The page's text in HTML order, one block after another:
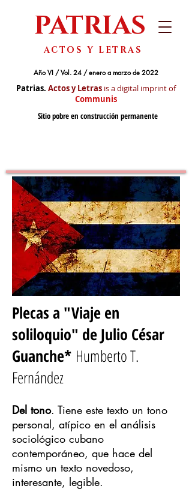
PATRIAS
Sitio pobre en construcción permanente
ACTOS Y LETRAS
Año VI / Vol. 24 / enero a marzo de 2022
Patrias. Actos y Letras is a digital imprint of
Communis
Plecas a "Viaje en
soliloquio" de Julio César
Guanche* Humberto T.
Fernández
Del tono. Tiene este texto un tono
personal, atípico en el análisis
sociológico cubano
contemporáneo, que hace del
mismo un texto novedoso,
interesante, legible.